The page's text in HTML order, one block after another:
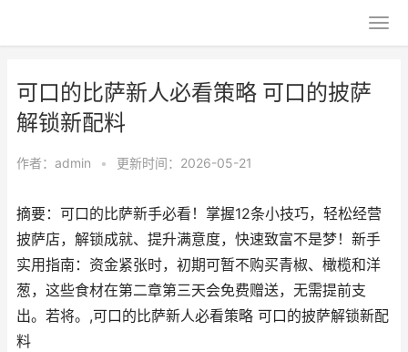
可口的比萨新人必看策略 可口的披萨
解锁新配料
作者： admin • 更新时间：2026-05-21
摘要：可口的比萨新手必看！掌握12条小技巧，轻松经营
披萨店，解锁成就、提升满意度，快速致富不是梦！新手
实用指南：资金紧张时，初期可暂不购买青椒、橄榄和洋
葱，这些食材在第二章第三天会免费赠送，无需提前支
出。若将。,可口的比萨新人必看策略 可口的披萨解锁新配
料